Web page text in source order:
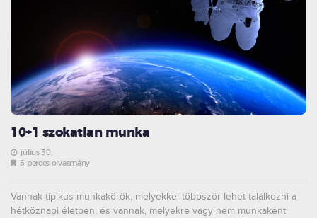
10+1 szokatlan munka
július 30.
5 perces olvasmány
Vannak tipikus munkakörök, melyekkel többször lehet találkozni a
hétköznapi életben, és vannak, melyekre vagy nem munkaként